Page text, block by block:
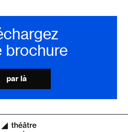
brochure
par là